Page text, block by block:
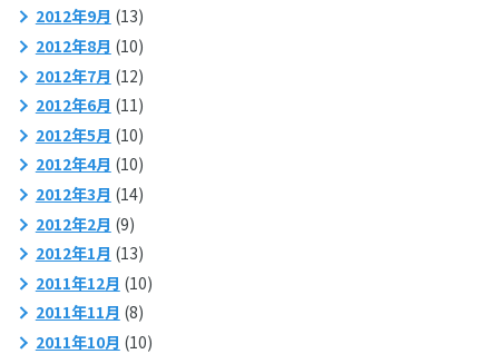
2012年9月 (13)
2012年8月 (10)
2012年7月 (12)
2012年6月 (11)
2012年5月 (10)
2012年4月 (10)
2012年3月 (14)
2012年2月 (9)
2012年1月 (13)
2011年12月 (10)
2011年11月 (8)
2011年10月 (10)